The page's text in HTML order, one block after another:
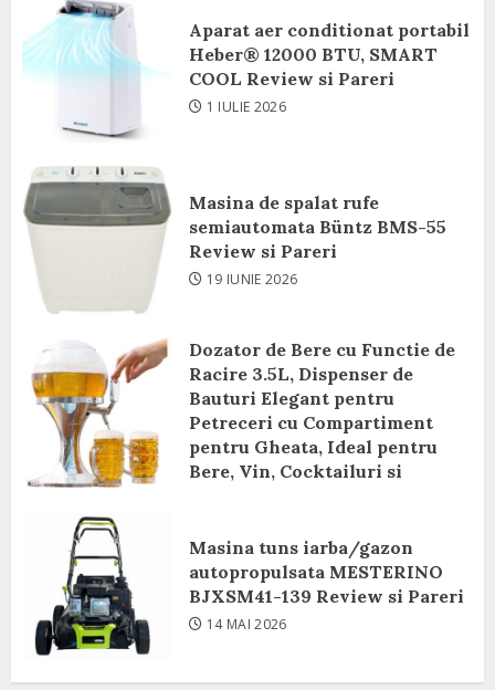
Aparat aer conditionat portabil
Heber® 12000 BTU, SMART
COOL Review si Pareri
1 IULIE 2026
Masina de spalat rufe
semiautomata Büntz BMS-55
Review si Pareri
19 IUNIE 2026
Dozator de Bere cu Functie de
Racire 3.5L, Dispenser de
Bauturi Elegant pentru
Petreceri cu Compartiment
pentru Gheata, Ideal pentru
Bere, Vin, Cocktailuri si
8 IUNIE 2026
Masina tuns iarba/gazon
autopropulsata MESTERINO
BJXSM41-139 Review si Pareri
14 MAI 2026